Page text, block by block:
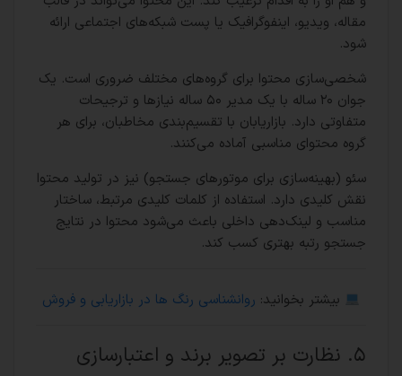
مقاله، ویدیو، اینفوگرافیک یا پست شبکه‌های اجتماعی ارائه
شود.
شخصی‌سازی محتوا برای گروه‌های مختلف ضروری است. یک
جوان ۲۰ ساله با یک مدیر ۵۰ ساله نیازها و ترجیحات
متفاوتی دارد. بازاریابان با تقسیم‌بندی مخاطبان، برای هر
گروه محتوای مناسبی آماده می‌کنند.
سئو (بهینه‌سازی برای موتورهای جستجو) نیز در تولید محتوا
نقش کلیدی دارد. استفاده از کلمات کلیدی مرتبط، ساختار
مناسب و لینک‌دهی داخلی باعث می‌شود محتوا در نتایج
جستجو رتبه بهتری کسب کند.
بیشتر بخوانید: روانشناسی رنگ‌ ها در بازاریابی و فروش
۵. نظارت بر تصویر برند و اعتبارسازی